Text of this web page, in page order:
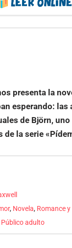
presenta la
esperando: las
de Björn,
de la serie
, Novela, Romance
Público adulto